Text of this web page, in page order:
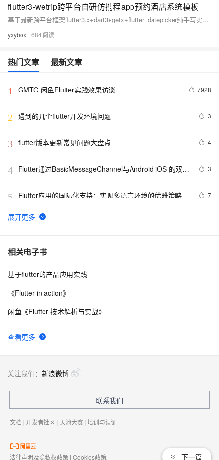
flutter3-wetrip跨平台自研仿携程app预约酒店系统模板
基于最新跨平台框架flutter3.x+dart3+getx+flutter_datepicker纯手写实战的一款仿去哪儿/携程旅游酒店预约客房app系统。
yxybox 684
热门文章 最新文章
1 GMTC-闲鱼Flutter实践效果访谈 7928
2 遇到的几个flutter开发环境问题 3
3 flutter版本更新常见问题大盘点 4
4 Flutter通过BasicMessageChannel与Android iOS 的双向
3
5 Flutter应用的国际化支持：实现多语言环境的优雅策略 7
6
"震撼揭秘！Flutter如何玩转超低延迟RTSP/RTMP播
7 Flutter 组件（二）文本 与 输入框组件
8 Flutter 框架的缺点
叠主屏 | 折叠副屏 | 静态展示 | 动态热切换适配 | 拉伸布
步骤 | 创建 Flutter Module )
相关电子书
查看更多
基于flutter的产品应用实践
《Flutter in action》
闲鱼《Flutter 技术解析与实战》
下一篇
关注我们： 新浪微博
联系我们
文档 | 开发者社区 | 天池大赛 | 培训与认证
法律声明及隐私权政策 | Cookies政策